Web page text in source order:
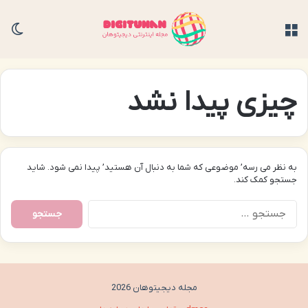
چیزی پیدا نشد
به نظر می رسه’ موضوعی که شما به دنبال آن هستید’ پیدا نمی شود. شاید
جستجو کمک کند.
جستجو
برای:
مجله دیجیتوهان 2026